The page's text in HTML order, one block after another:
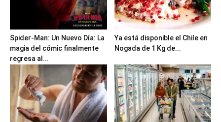
Spider-Man: Un Nuevo Día: La
magia del cómic finalmente
regresa al...
Ya está disponible el Chile en
Nogada de 1 Kg de...